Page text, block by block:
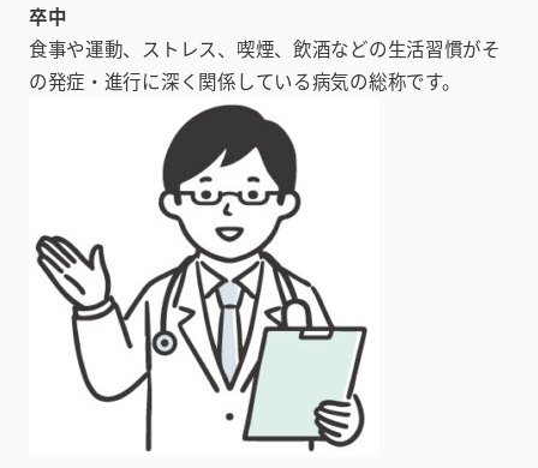
卒中
食事や運動、ストレス、喫煙、飲酒などの生活習慣がそ
の発症・進行に深く関係している病気の総称です。